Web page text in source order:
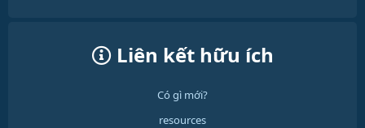
Liên kết hữu ích
Có gì mới?
resources